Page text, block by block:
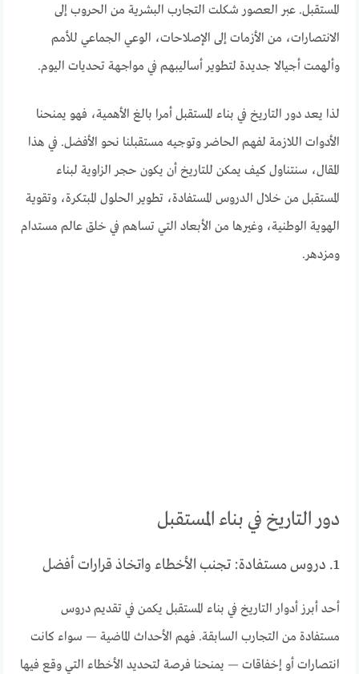
المستقبل. عبر العصور شكلت التجارب البشرية من الحروب إلى
الانتصارات، من الأزمات إلى الإصلاحات، الوعي الجماعي للأمم
وألهمت أجيالا جديدة لتطوير أساليبهم في مواجهة تحديات اليوم.
لذا يعد دور التاريخ في بناء المستقبل أمرا بالغ الأهمية، فهو يمنحنا
الأدوات اللازمة لفهم الحاضر وتوجيه مستقبلنا نحو الأفضل. في هذا
المقال، سنتناول كيف يمكن للتاريخ أن يكون حجر الزاوية لبناء
المستقبل من خلال الدروس المستفادة، تطوير الحلول المبتكرة، وتقوية
الهوية الوطنية، وغيرها من الأبعاد التي تساهم في خلق عالم مستدام
ومزدهر.
دور التاريخ في بناء المستقبل
1. دروس مستفادة: تجنب الأخطاء واتخاذ قرارات أفضل
أحد أبرز أدوار التاريخ في بناء المستقبل يكمن في تقديم دروس
مستفادة من التجارب السابقة. فهم الأحداث الماضية — سواء كانت
انتصارات أو إخفاقات — يمنحنا فرصة لتحديد الأخطاء التي وقع فيها